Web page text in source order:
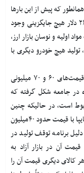
که پیش از این بارها
مطرح کرده‌ایم، برای یک خودرو با حدود قیمت ۲۶۰۰ دلار هیچ جایگزینی وجود
اولیه و نوسان بازار ارز،
هیچ خودرو دیگری با
سلیمانی با اشاره به برخی اظهارنظرها در خصوص قیمت‌های ۶۰ و ۷۰ میلیونی
در جامعه شکل گرفته که
است، در حالیکه چنین
نیست و به عنوان مثال پراید در آخرین طرح فروش سایپا با قیمت حدود ۴۰میلیون
برنامه توقف تولید در
آن در بازار آزاد به
کالای دیگری قیمت آن را